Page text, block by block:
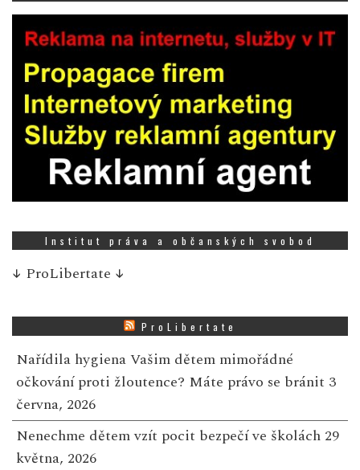
Institut práva a občanských svobod
↓ ProLibertate ↓
ProLibertate
Nařídila hygiena Vašim dětem mimořádné
očkování proti žloutence? Máte právo se bránit 3
června, 2026
Nenechme dětem vzít pocit bezpečí ve školách 29
května, 2026